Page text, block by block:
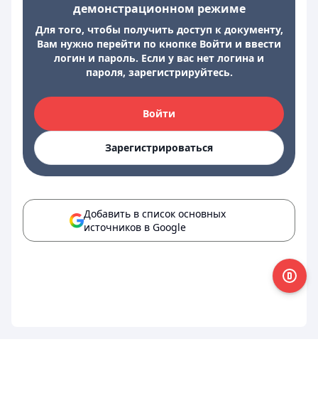
демонстрационном режиме
Для того, чтобы получить доступ к документу,
Вам нужно перейти по кнопке Войти и ввести
логин и пароль. Если у вас нет логина и
пароля, зарегистрируйтесь.
Войти
Зарегистрироваться
Добавить в список основных
источников в Google